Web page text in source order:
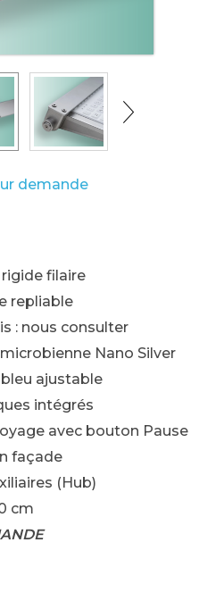
demande
filaire
repliable
: nous consulter
Nano Silver
ajustable
intégrés
avec bouton Pause
façade
(Hub)
cm